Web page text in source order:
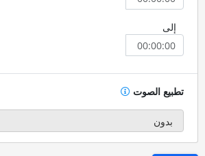
إلى
تطبيع الصوت